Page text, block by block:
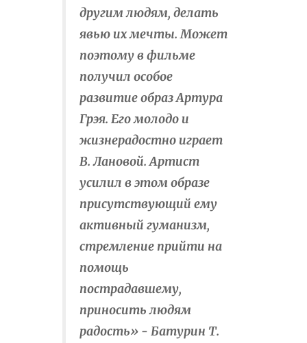
другим людям, делать
явью их мечты. Может
поэтому в фильме
получил особое
развитие образ Артура
Грэя. Его молодо и
жизнерадостно играет
В. Лановой. Артист
усилил в этом образе
присутствующий ему
активный гуманизм,
стремление прийти на
помощь
пострадавшему,
приносить людям
радость» - Батурин Т.